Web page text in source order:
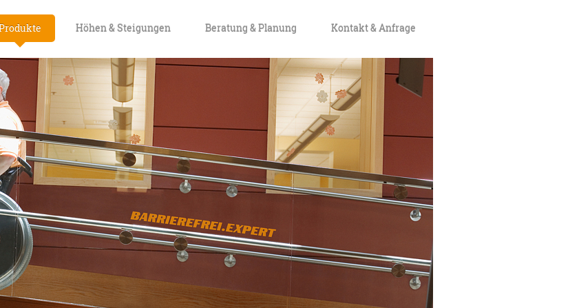
Höhen & Steigungen Beratung & Planung Kontakt & Anfrage